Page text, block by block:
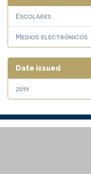
Escolares
Medios electrónicos
Date issued
2019